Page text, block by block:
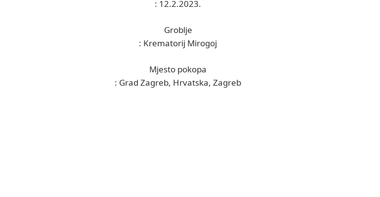
: 12.2.2023.
Groblje
: Krematorij Mirogoj
Mjesto pokopa
: Grad Zagreb, Hrvatska, Zagreb